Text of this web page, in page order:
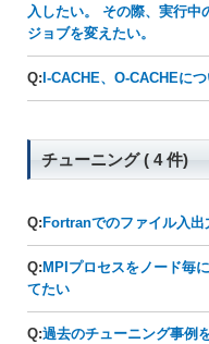
入したい。 その際、実行
ジョブを変えたい。
Q: I-CACHE、O-CACHEに
チューニング ( 4 件)
Q: Fortranでのファイル入出
Q: MPIプロセスをノード毎
てたい
Q:過去のチューニング事例